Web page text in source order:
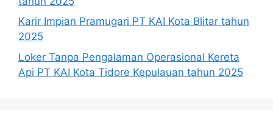
Karir Impian Pramugari PT KAI Kota Blitar tahun
2025
Loker Tanpa Pengalaman Operasional Kereta
Api PT KAI Kota Tidore Kepulauan tahun 2025